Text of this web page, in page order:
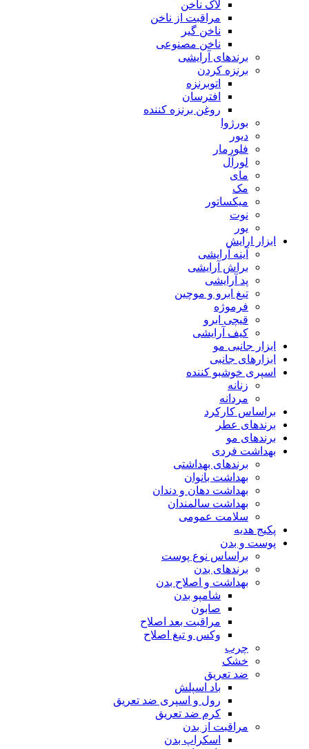
لاک ناخن
مراقبت از ناخن
ناخن گیر
ناخن مصنوعی
برندهای آرایشی
برنزه کردن
اتوبرنزه
افترسان
روغن برنزه کننده
بورژوا
دیور
فلورمار
لورآل
مای
مک
میکساتور
نوت
یور
ابزار ارایش
آینه آرایشی
براش آرایشی
پد آرایشی
تیغ ابرو و موچین
فرموژه
قیچی ابرو
کیف آرایشی
ابزار جانبی مو
ابزارهای جانبی
اسپری خوشبو کننده
زنانه
مردانه
براساس کارکرد
برندهای عطر
برندهای مو
بهداشت فردی
برندهای بهداشتی
بهداشت بانوان
بهداشت دهان و دندان
بهداشت سالمندان
سلامت عمومی
پکیج هدیه
پوست و بدن
براساس نوع پوست
برندهای بدن
بهداشت و اصلاح بدن
شامپو بدن
صابون
مراقبت بعد اصلاح
وکس و تیغ اصلاح
چرب
خشک
ضد تعریق
باد اسپلش
رول و اسپری ضد تعریق
کرم ضد تعریق
مراقبت از بدن
اسکراپ بدن